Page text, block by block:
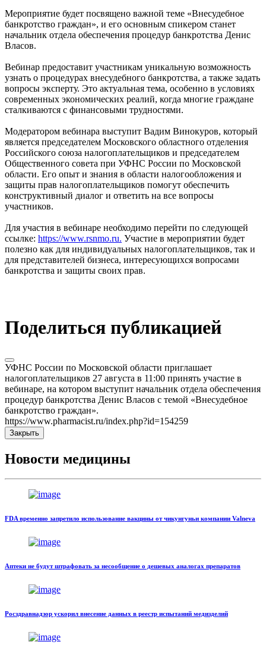
Мероприятие будет посвящено важной теме «Внесудебное
банкротство граждан», и его основным спикером станет
начальник отдела обеспечения процедур банкротства Денис
Власов.
Вебинар предоставит участникам уникальную возможность
узнать о процедурах внесудебного банкротства, а также задать
вопросы эксперту. Это актуальная тема, особенно в условиях
современных экономических реалий, когда многие граждане
сталкиваются с финансовыми трудностями.
Модератором вебинара выступит Вадим Винокуров, который
является председателем Московского областного отделения
Российского союза налогоплательщиков и председателем
Общественного совета при УФНС России по Московской
области. Его опыт и знания в области налогообложения и
защиты прав налогоплательщиков помогут обеспечить
конструктивный диалог и ответить на все вопросы
участников.
Для участия в вебинаре необходимо перейти по следующей
ссылке: https://www.rsnmo.ru. Участие в мероприятии будет
полезно как для индивидуальных налогоплательщиков, так и
для представителей бизнеса, интересующихся вопросами
банкротства и защиты своих прав.
Поделиться публикацией
УФНС России по Московской области приглашает
налогоплательщиков 27 августа в 11:00 принять участие в
вебинаре, на котором выступит начальник отдела обеспечения
процедур банкротства Денис Власов с темой «Внесудебное
банкротство граждан».
https://www.pharmacist.ru/index.php?id=154259
Закрыть
Новости медицины
FDA временно запретило использование вакцины от чикунгуньи компании Valneva
Аптеки не будут штрафовать за несообщение о дешевых аналогах препаратов
Росздравнадзор ускорил внесение данных в реестр испытаний медизделий